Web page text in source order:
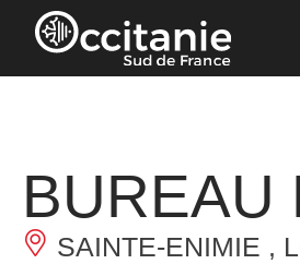
Cookies beheer paneel
BUREAU
SAINTE-ENIMIE ,